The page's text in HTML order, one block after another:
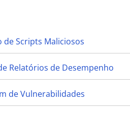
de Scripts Maliciosos
Relatórios de Desempenho
de Vulnerabilidades